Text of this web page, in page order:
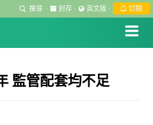
搜尋 · 封存 · 英文版 · 訂閱
監管配套均不足